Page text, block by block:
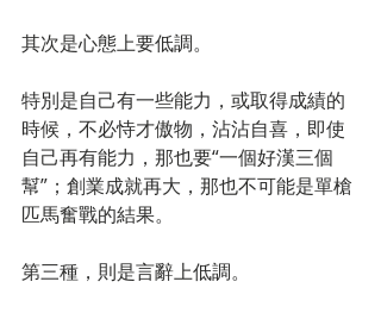
其次是心態上要低調。
特別是自己有一些能力，或取得成績的
時候，不必恃才傲物，沾沾自喜，即使
自己再有能力，那也要“一個好漢三個
幫”；創業成就再大，那也不可能是單槍
匹馬奮戰的結果。
第三種，則是言辭上低調。